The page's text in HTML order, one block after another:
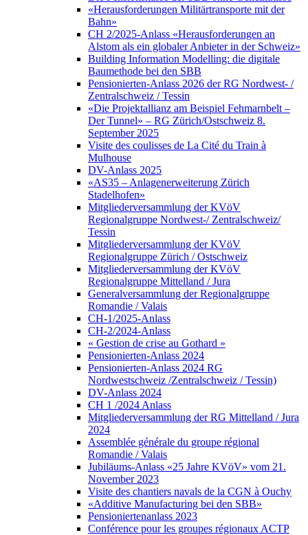
«Herausforderungen Militärtransporte mit der
Bahn»
CH 2/2025-Anlass «Herausforderungen an
Alstom als ein globaler Anbieter in der Schweiz»
Building Information Modelling: die digitale
Baumethode bei den SBB
Pensionierten-Anlass 2026 der RG Nordwest- /
Zentralschweiz / Tessin
«Die Projektallianz am Beispiel Fehmarnbelt –
Der Tunnel» – RG Zürich/Ostschweiz 8.
September 2025
Visite des coulisses de La Cité du Train à
Mulhouse
DV-Anlass 2025
«AS35 – Anlagenerweiterung Zürich
Stadelhofen»
Mitgliederversammlung der KVöV
Regionalgruppe Nordwest-/ Zentralschweiz/
Tessin
Mitgliederversammlung der KVöV
Regionalgruppe Zürich / Ostschweiz
Mitgliederversammlung der KVöV
Regionalgruppe Mittelland / Jura
Generalversammlung der Regionalgruppe
Romandie / Valais
CH-1/2025-Anlass
CH-2/2024-Anlass
« Gestion de crise au Gothard »
Pensionierten-Anlass 2024
Pensionierten-Anlass 2024 RG
Nordwestschweiz /Zentralschweiz / Tessin)
DV-Anlass 2024
CH 1 /2024 Anlass
Mitgliederversammlung der RG Mittelland / Jura
2024
Assemblée générale du groupe régional
Romandie / Valais
Jubiläums-Anlass «25 Jahre KVöV» vom 21.
November 2023
Visite des chantiers navals de la CGN à Ouchy
«Additive Manufacturing bei den SBB»
Pensioniertenanlass 2023
Conférence pour les groupes régionaux ACTP